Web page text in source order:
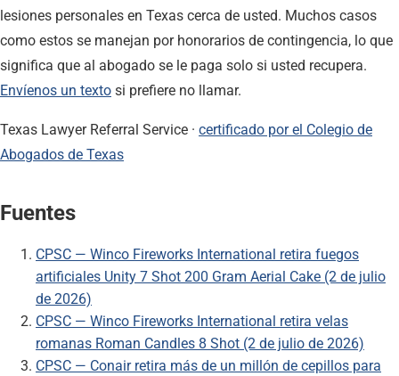
lesiones personales en Texas cerca de usted. Muchos casos
como estos se manejan por honorarios de contingencia, lo que
significa que al abogado se le paga solo si usted recupera.
Envíenos un texto si prefiere no llamar.
Texas Lawyer Referral Service · certificado por el Colegio de
Abogados de Texas
Fuentes
CPSC — Winco Fireworks International retira fuegos
artificiales Unity 7 Shot 200 Gram Aerial Cake (2 de julio
de 2026)
CPSC — Winco Fireworks International retira velas
romanas Roman Candles 8 Shot (2 de julio de 2026)
CPSC — Conair retira más de un millón de cepillos para